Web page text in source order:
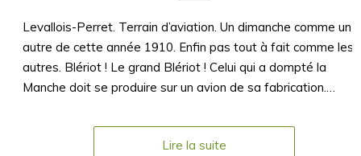
Levallois-Perret. Terrain d’aviation. Un dimanche comme un
autre de cette année 1910. Enfin pas tout à fait comme les
autres. Blériot ! Le grand Blériot ! Celui qui a dompté la
Manche doit se produire sur un avion de sa fabrication.…
Lire la suite